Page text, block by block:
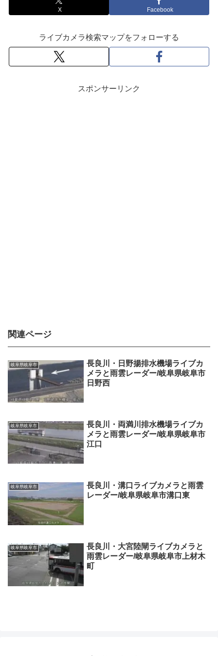
X Facebook
ライブカメラ検索マップをフォローする
スポンサーリンク
関連ページ
岐阜県岐阜市
長良川・日野揚排水機場ライブカ
メラと雨雲レーダー/岐阜県岐阜市
日野西
岐阜県岐阜市
長良川・両満川排水機場ライブカ
メラと雨雲レーダー/岐阜県岐阜市
江口
岐阜県岐阜市
長良川・溝口ライブカメラと雨雲
レーダー/岐阜県岐阜市溝口東
岐阜県岐阜市
長良川・大宮陸閘ライブカメラと
雨雲レーダー/岐阜県岐阜市上材木
町